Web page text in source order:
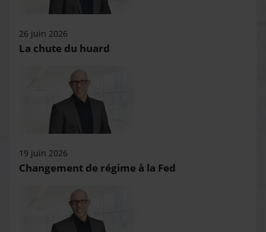
26 juin 2026
La chute du huard
19 juin 2026
Changement de régime à la Fed